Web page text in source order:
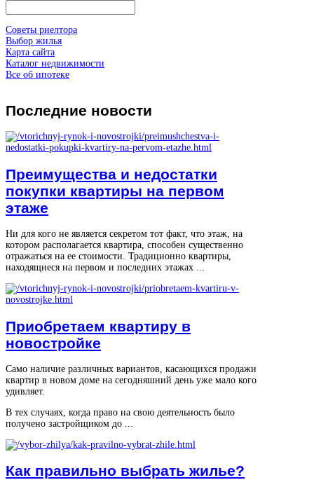
Советы риелтора
Выбор жилья
Карта сайта
Каталог недвижимости
Все об ипотеке
Последние новости
Преимущества и недостатки
покупки квартиры на первом
этаже
Ни для кого не является секретом тот факт, что этаж, на
котором располагается квартира, способен существенно
отражаться на ее стоимости. Традиционно квартиры,
находящиеся на первом и последних этажах ...
Приобретаем квартиру в
новостройке
Само наличие различных вариантов, касающихся продажи
квартир в новом доме на сегодняшний день уже мало кого
удивляет.
В тех случаях, когда право на свою деятельность было
получено застройщиком до ...
Как правильно выбрать жилье?